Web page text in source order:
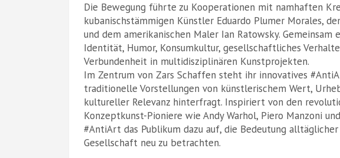
Die Bewegung führte zu Kooperationen mit namhaften
kubanischstämmigen Künstler Eduardo Plumer Morales,
und dem amerikanischen Maler Ian Ratowsky.
Identität, Humor, Konsumkultur, gesellschaftliches
Verbundenheit in multidisziplinären Kunstprojekten.
Im Zentrum von Zars Schaffen steht ihr innovatives
traditionelle Vorstellungen von künstlerischem Wert,
kultureller Relevanz hinterfragt. Inspiriert von den
Konzeptkunst-Pioniere wie Andy Warhol, Piero Manzoni
#AntiArt das Publikum dazu auf, die Bedeutung
Gesellschaft neu zu betrachten.